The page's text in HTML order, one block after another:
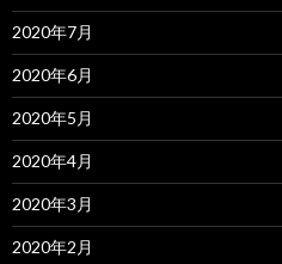
2020年7月
2020年6月
2020年5月
2020年4月
2020年3月
2020年2月